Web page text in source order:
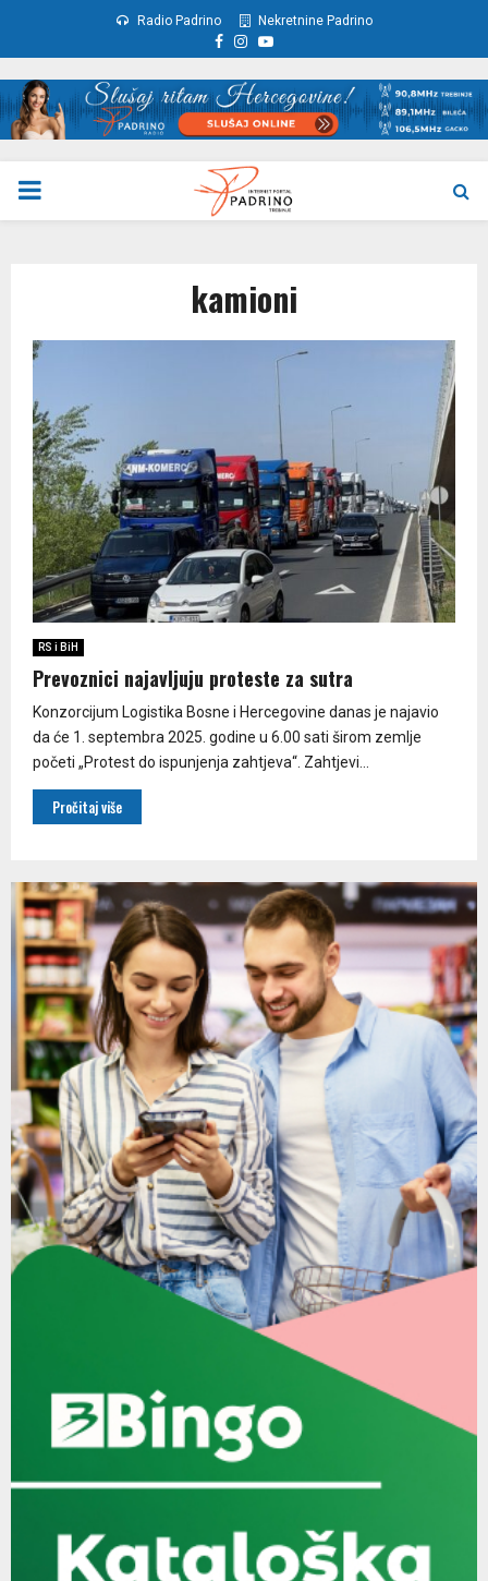
Radio Padrino Nekretnine Padrino
Facebook
Instagram
Youtube
PRIMARY
kamioni
RS i BiH
Prevoznici najavljuju proteste za sutra
Konzorcijum Logistika Bosne i Hercegovine danas je najavio
da će 1. septembra 2025. godine u 6.00 sati širom zemlje
početi „Protest do ispunjenja zahtjeva“. Zahtjevi...
Pročitaj više